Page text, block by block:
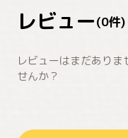
レビュー(0件)
レビューはまだあり
せんか？